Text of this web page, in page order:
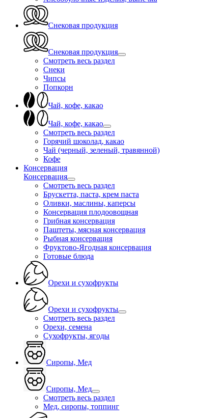
Снековая продукция
Снековая продукция
Смотреть весь раздел
Снеки
Чипсы
Попкорн
Чай, кофе, какао
Чай, кофе, какао
Смотреть весь раздел
Горячий шоколад, какао
Чай (черный, зеленый, травянной)
Кофе
Консервация
Консервация
Смотреть весь раздел
Брускетта, паста, крем паста
Оливки, маслины, каперсы
Консервация плодоовощная
Грибная консервация
Паштеты, мясная консервация
Рыбная консервация
Фруктово-Ягодная консервация
Готовые блюда
Орехи и сухофрукты
Орехи и сухофрукты
Смотреть весь раздел
Орехи, семена
Сухофрукты, ягоды
Сиропы, Мед
Сиропы, Мед
Смотреть весь раздел
Мед, сиропы, топпинг